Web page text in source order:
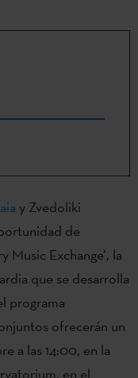
y Zvedoliki
de
Exchange’, la
que se desarrolla
programa
ofrecerán un
a las 14:00, en la
en el